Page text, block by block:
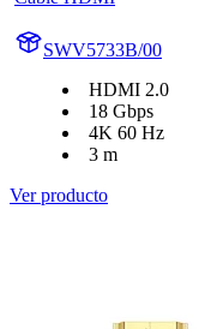
SWV5733B/00
HDMI 2.0
18 Gbps
4K 60 Hz
3 m
Ver producto